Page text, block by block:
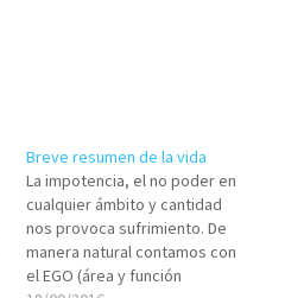
Breve resumen de la vida
La impotencia, el no poder en
cualquier ámbito y cantidad
nos provoca sufrimiento. De
manera natural contamos con
el EGO (área y función